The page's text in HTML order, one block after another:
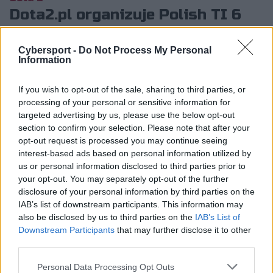
Cybersport - Do Not Process My Personal
Information
If you wish to opt-out of the sale, sharing to third parties, or
processing of your personal or sensitive information for
targeted advertising by us, please use the below opt-out
section to confirm your selection. Please note that after your
opt-out request is processed you may continue seeing
interest-based ads based on personal information utilized by
us or personal information disclosed to third parties prior to
your opt-out. You may separately opt-out of the further
disclosure of your personal information by third parties on the
IAB’s list of downstream participants. This information may
also be disclosed by us to third parties on the IAB’s List of
Downstream Participants that may further disclose it to other
Personal Data Processing Opt Outs
Dota2.pl organizuje Polish TI 6
Jędrzej Smaruj7.08.2016, godz. 15:40
Portal Dota2.pl organizuje Polish TI 6 Hub! Co to
oznacza? Osoby związane z Dota2.pl oraz
znajomi portalu przyjadą do Łodzi, aby wspólnie
komentować t...
Portal Dota2.pl organizuje Polish TI 6 Hub! Co to
oznacza? Osoby związane z Dota2.pl oraz znajomi
portalu przyjadą do Łodzi, aby wspólnie komentować
turniej główny The International 6. Na ten tydzień
utworzone zostanie specjalne studio, z którego
zostanie przeprowadzona relacja w języku polskim z
"mistrzostw świata Dota 2".